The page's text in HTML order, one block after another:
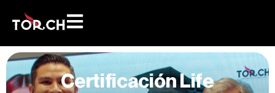
​​Certificación Life